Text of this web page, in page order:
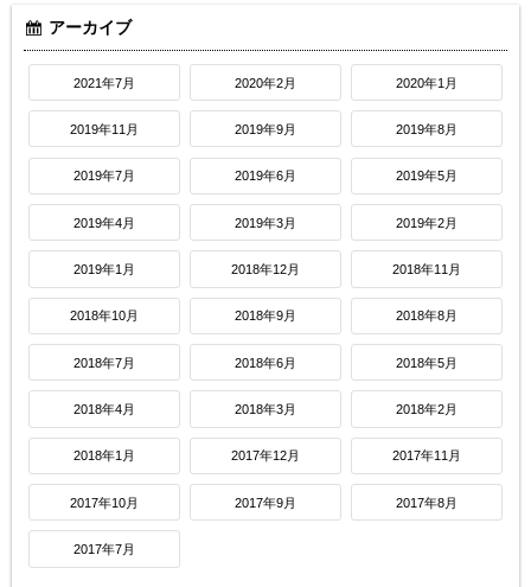
アーカイブ
2021年7月 2020年2月 2020年1月
2019年11月 2019年9月 2019年8月
2019年7月 2019年6月 2019年5月
2019年4月 2019年3月 2019年2月
2019年1月 2018年12月 2018年11月
2018年10月 2018年9月 2018年8月
2018年7月 2018年6月 2018年5月
2018年4月 2018年3月 2018年2月
2018年1月 2017年12月 2017年11月
2017年10月 2017年9月 2017年8月
2017年7月